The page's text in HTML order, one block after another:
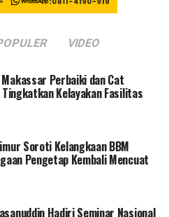
VIDEO
Perbaiki dan Cat
Tingkatkan Kelayakan Fasilitas
Soroti Kelangkaan BBM
Pengetap Kembali Mencuat
Hadiri Seminar Nasional